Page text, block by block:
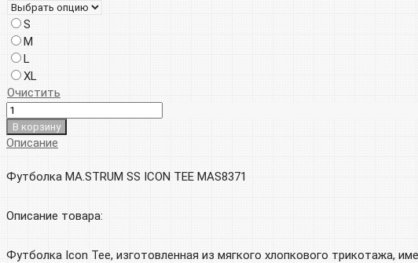
S
M
L
XL
Очистить
В корзину
Описание
Футболка MA.STRUM SS ICON TEE MAS8371
Описание товара:
Футболка Icon Tee, изготовленная из мягкого хлопкового трикотажа,